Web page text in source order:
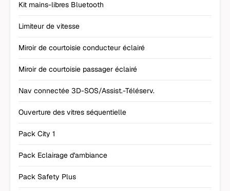
Kit mains-libres Bluetooth
Limiteur de vitesse
Miroir de courtoisie conducteur éclairé
Miroir de courtoisie passager éclairé
Nav connectée 3D-SOS/Assist.-Téléserv.
Ouverture des vitres séquentielle
Pack City 1
Pack Eclairage d'ambiance
Pack Safety Plus